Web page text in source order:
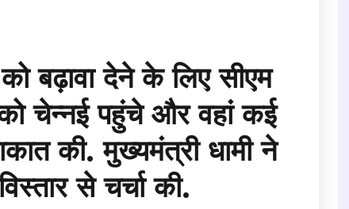
बढ़ावा देने के लिए सीएम
को चेन्नई पहुंचे और वहां कई
की. मुख्यमंत्री धामी ने
से चर्चा की.